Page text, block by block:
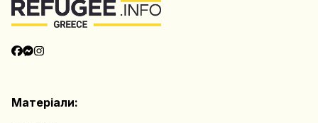
Категорії